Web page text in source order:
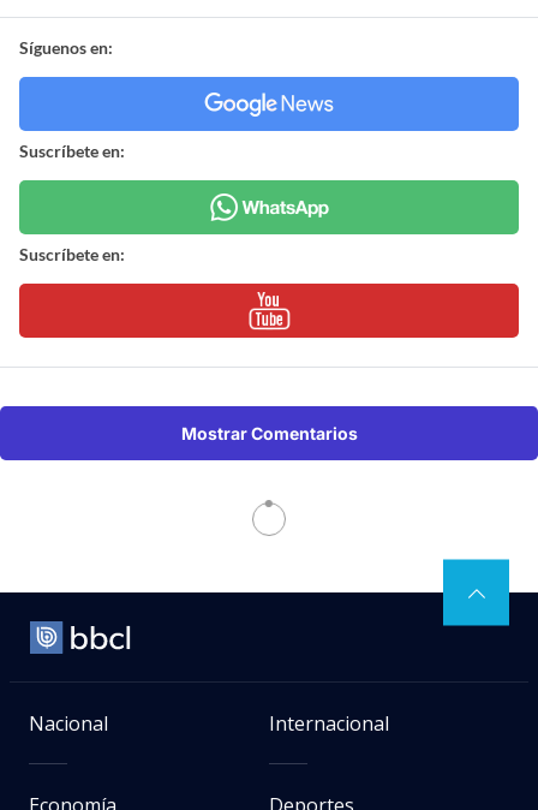
Síguenos en:
Suscríbete en:
Suscríbete en:
Mostrar Comentarios
> Noticia